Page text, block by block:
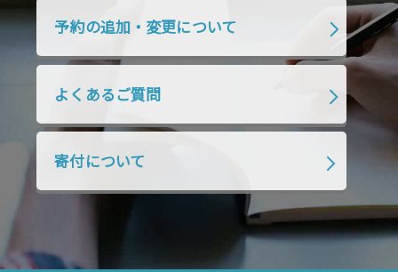
2019年4月
2018年7月 2018年6月
2018年4月 2018年3月 2018年2月
2018年1月 2017年12月
2017年10月 2017年9月 2017年8月
2017年5月
2017年4月
予約の追加・変更について
よくあるご質問
寄付について